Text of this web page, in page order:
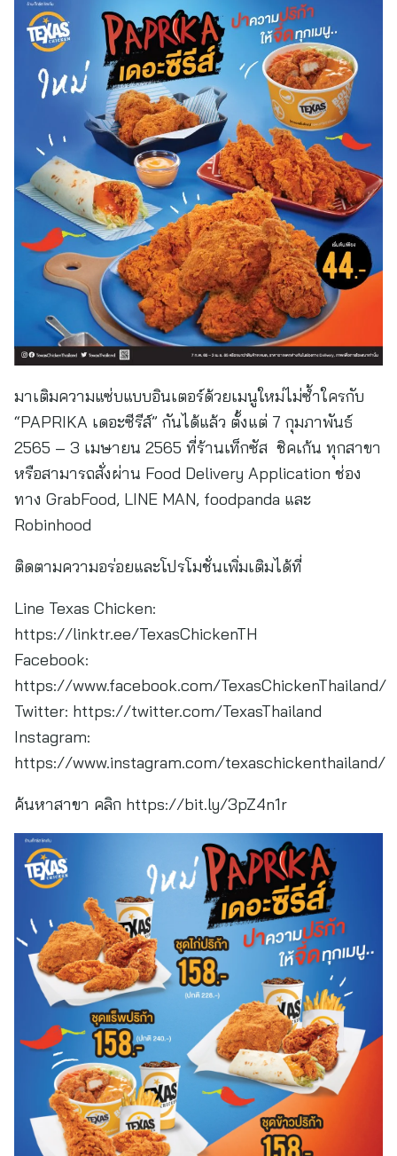
มาเติมความแซ่บแบบอินเตอร์ด้วยเมนูใหม่ไม่ซ้ำใครกับ
“PAPRIKA เดอะซีรีส์” กันได้แล้ว ตั้งแต่ 7 กุมภาพันธ์
2565 – 3 เมษายน 2565 ที่ร้านเท็กซัส ชิคเก้น ทุกสาขา
หรือสามารถสั่งผ่าน Food Delivery Application ช่อง
ทาง GrabFood, LINE MAN, foodpanda และ
Robinhood
ติดตามความอร่อยและโปรโมชั่นเพิ่มเติมได้ที่
Line Texas Chicken:
https://linktr.ee/TexasChickenTH
Facebook:
https://www.facebook.com/TexasChickenThailand/
Twitter: https://twitter.com/TexasThailand
Instagram:
https://www.instagram.com/texaschickenthailand/
ค้นหาสาขา คลิก https://bit.ly/3pZ4n1r